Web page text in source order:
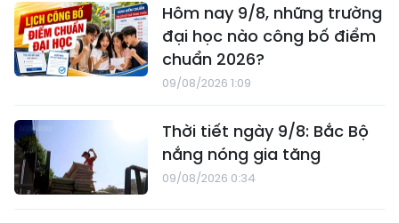
Hôm nay 9/8, những trường
đại học nào công bố điểm
chuẩn 2026?
09/08/2026 1:09
Thời tiết ngày 9/8: Bắc Bộ
nắng nóng gia tăng
09/08/2026 0:34